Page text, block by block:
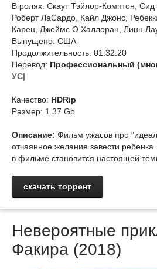
В ролях: Скаут Тэйлор-Комптон, Сид
Роберт ЛаСардо, Кайл Джонс,
Карен, Джеймс О Халлоран, Линн
Выпущено: США
Продолжительность: 01:32:20
Перевод: Профессиональный
УС|
Качество: HDRip
Размер: 1.37 Gb
Описание: Фильм ужасов про
отчаянное желание завести
в фильме становится настоящей
скачать торрент
Невероятные
Факира (2018)